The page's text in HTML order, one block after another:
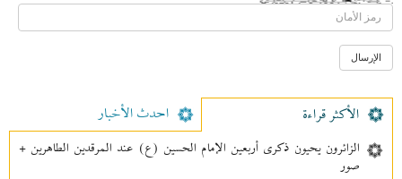
الأکثر قراءة احدث الأخبار
الزائرون يحيون ذكرى أربعين الإمام الحسين (ع) عند المرقدين الطاهرين +
صور